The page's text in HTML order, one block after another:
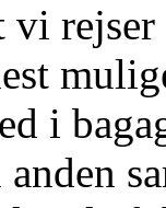
vi
i